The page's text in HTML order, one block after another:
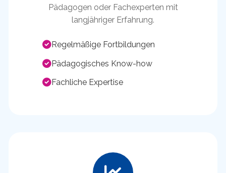
Pädagogen oder Fachexperten mit
langjähriger Erfahrung.
Regelmäßige Fortbildungen
Pädagogisches Know-how
Fachliche Expertise